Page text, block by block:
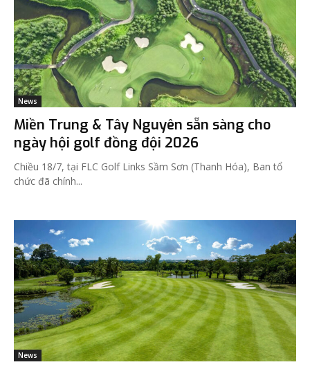
News
Miền Trung & Tây Nguyên sẵn sàng cho
ngày hội golf đồng đội 2026
Chiều 18/7, tại FLC Golf Links Sầm Sơn (Thanh Hóa), Ban tổ
chức đã chính...
News